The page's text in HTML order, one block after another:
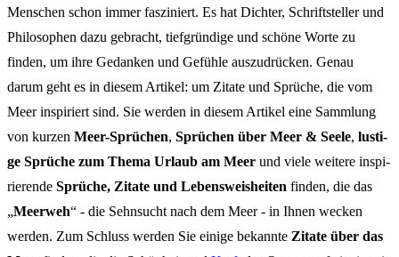
Menschen schon immer faszi­niert. Es hat Dich­ter, Schrift­stel­ler und
Philo­so­phen dazu gebracht, tief­grün­di­ge und schö­ne Worte zu
finden, um ihre Gedan­ken und Gefüh­le auszu­drü­cken. Genau
darum geht es in diesem Arti­kel: um Zita­te und Sprü­che, die vom
Meer inspi­riert sind. Sie werden in diesem Arti­kel eine Samm­lung
von kurzen Meer-Sprü­chen, Sprü­chen über Meer & Seele, lusti­
ge Sprü­che zum Thema Urlaub am Meer und viele weite­re inspi­
rie­ren­de Sprü­che, Zita­te und Lebens­weis­hei­ten finden, die das
„Meer­weh“ - die Sehn­sucht nach dem Meer - in Ihnen wecken
werden. Zum Schluss werden Sie eini­ge bekann­te Zita­te über das